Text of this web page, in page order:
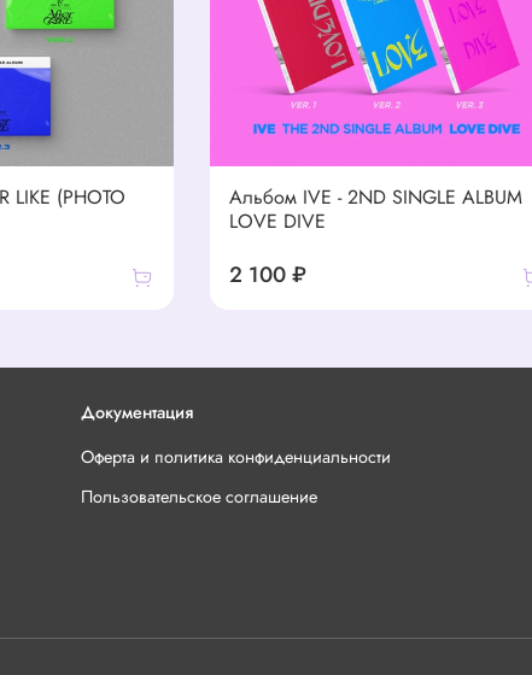
LIKE (PHOTO
Альбом IVE - 2ND SINGLE ALBUM
LOVE DIVE
2 100 ₽
Документация
Оферта и политика конфиденциальности
Пользовательское соглашение